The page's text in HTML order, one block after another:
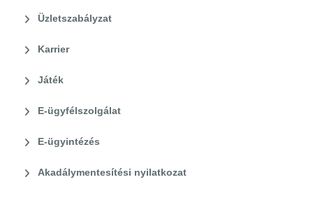
Üzletszabályzat
Karrier
Játék
E-ügyfélszolgálat
E-ügyintézés
Akadálymentesítési nyilatkozat